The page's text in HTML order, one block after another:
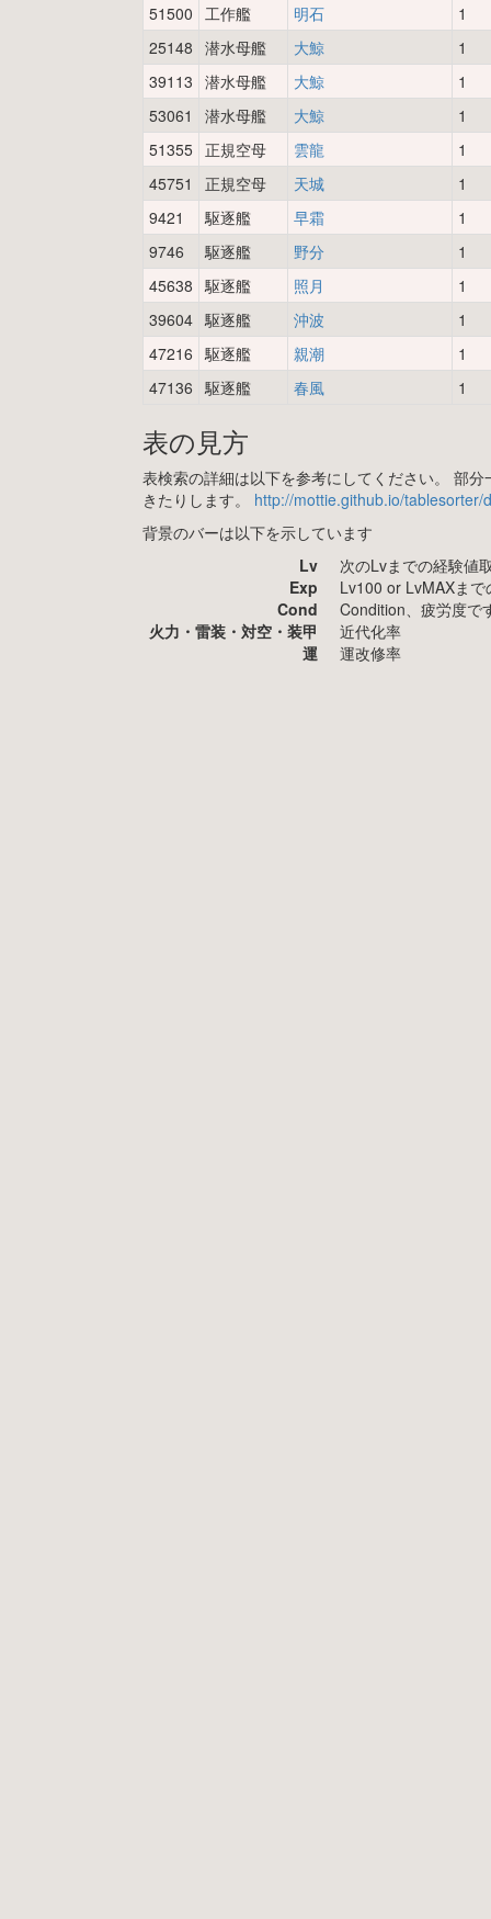
51500 工作艦 明石
1
25148 潜水母艦 大鯨
1
39113 潜水母艦 大鯨
1
53061
潜水母艦 大鯨
1
51355 正規空母 雲龍
1
45751
正規空母 天城
1
9421
駆逐艦 早霜
1
9746
駆逐艦 野分
1
45638 駆逐艦 照月
1
39604 駆逐艦 沖波
1
47216 駆逐艦 親潮
1
47136 駆逐艦 春風 1
表の見方
表検索の詳細は以下を参考にしてください。 部
きたりします。 http://mottie.github.io/
背景のバーは以下を示しています
Lv
次のLvまでの経験値
Exp
Lv100 or LvMAXま
Cond
Condition、疲労度で
火力・雷装・対空・装甲
近代化率
運
運改修率